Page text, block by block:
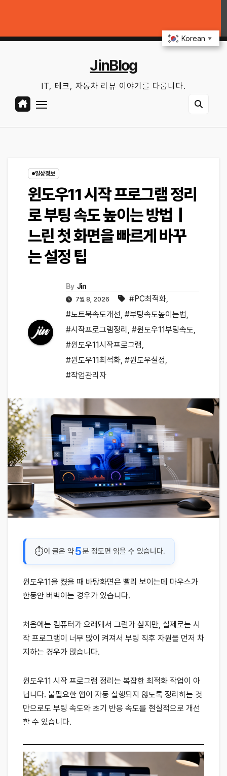
content
11:42:51 PM
JinBlog
IT, 테크, 자동차 리뷰 이야기를 다룹니다.
일상정보
윈도우11 시작 프로그램 정리
로 부팅 속도 높이는 방법｜
느린 첫 화면을 빠르게 바꾸
는 설정 팁
By Jin
7월 8, 2026 #PC최적화,
#노트북속도개선, #부팅속도높이는법,
#시작프로그램정리 , #윈도우11부팅속도,
#윈도우11시작프로그램,
#윈도우11최적화, #윈도우설정,
#작업관리자
이 글은 약5분 정도면 읽을 수 있습니다.
윈도우11을 켰을 때 바탕화면은 빨리 보이는데 마우스가
한동안 버벅이는 경우가 있습니다.
처음에는 컴퓨터가 오래돼서 그런가 싶지만, 실제로는 시
작 프로그램이 너무 많이 켜져서 부팅 직후 자원을 먼저 차
지하는 경우가 많습니다.
윈도우11 시작 프로그램 정리는 복잡한 최적화 작업이 아
닙니다. 불필요한 앱이 자동 실행되지 않도록 정리하는 것
만으로도 부팅 속도와 초기 반응 속도를 현실적으로 개선
할 수 있습니다.
Korean ▼